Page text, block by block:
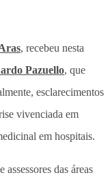
, recebeu nesta
Pazuello, que
esclarecimentos
vivenciada em
em hospitais.
das áreas